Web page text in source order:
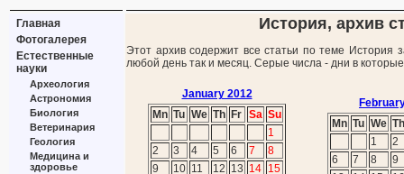
Главная
Фотогалерея
Естественные
науки
Археология
Астрономия
Биология
Ветеринария
Геология
Медицина и
здоровье
История, архив
Этот архив содержит все статьи по теме История
любой день так и месяц. Серые числа - дни в
January 2012
Mn Tu We Th Fr Sa Su
1
2
3 4 5 6 7
8
9
10 11 12 13 14 15
Mn Tu We Th
1
2
6
7 8
9